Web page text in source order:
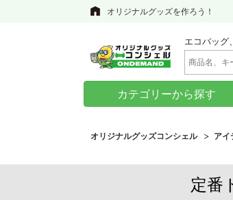
オリジナルグッズを作ろう！
エコバッグ
カテゴリーから探す
オリジナルグッズコンシェル アイ
定番